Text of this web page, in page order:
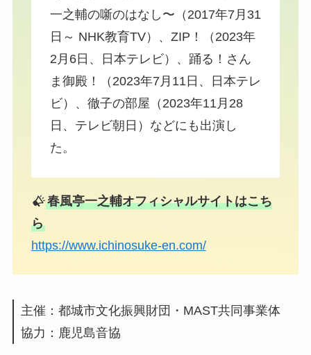
一之輔の噺のはなし〜（2017年7月31
日～ NHK教育TV）、ZIP！（2023年
2月6日、日本テレビ）、踊る！さん
ま御殿！（2023年7月11日、日本テレ
ビ）、徹子の部屋（2023年11月28
日、テレビ朝日）などにも出演し
た。
春風亭一之輔オフィシャルサイトはこち
ら
https://www.ichinosuke-en.com/
主催：都城市文化振興財団・MAST共同事業体
協力：鹿児島音協